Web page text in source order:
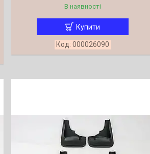
В наявності
Купити
000026090